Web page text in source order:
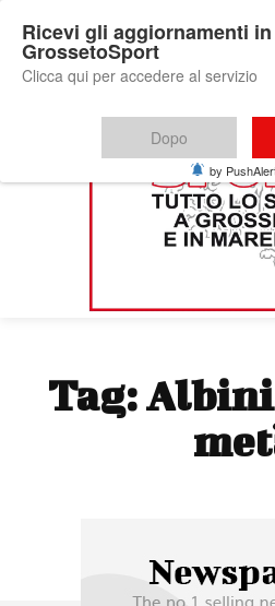
Tag:
Ricevi gli aggiornamenti
GrossetoSport
Clicca qui per accedere al servizio
Dopo
by